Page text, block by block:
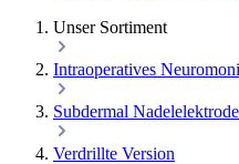
Unser Sortiment
Intraoperatives
Subdermal
Verdrillte Version